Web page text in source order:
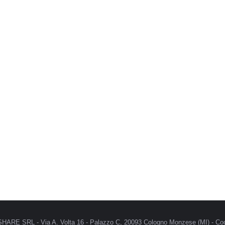
SRL - Via A. Volta 16 - Palazzo C, 20093 Cologno Monzese (MI) -